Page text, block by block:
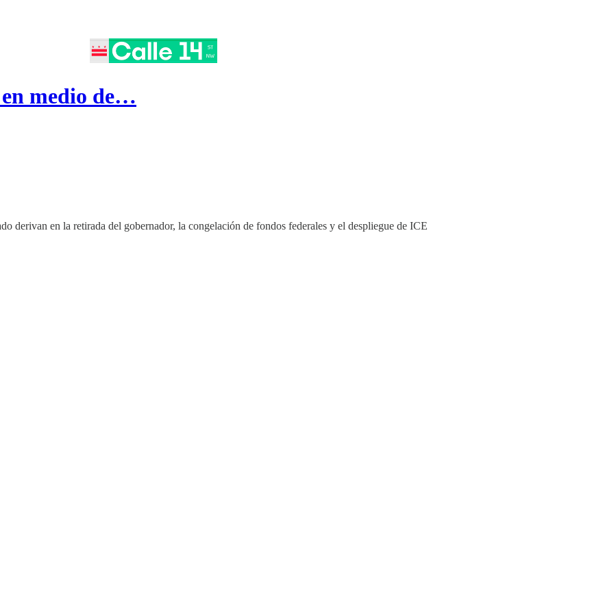
medio de…
derivan en la retirada del gobernador, la congelación de fondos federales y el despliegue de ICE